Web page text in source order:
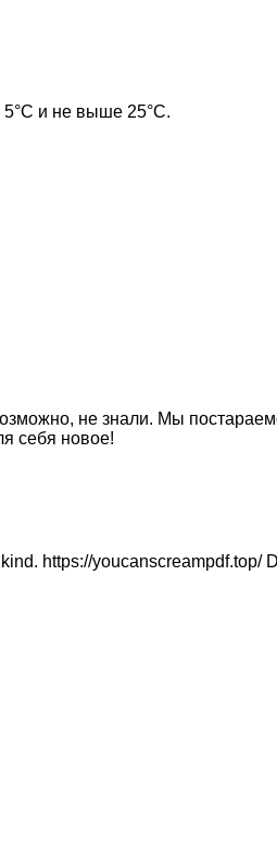
5°С и не выше 25°С.
не знали. Мы
себя новое!
https://youcanscreampdf.top/